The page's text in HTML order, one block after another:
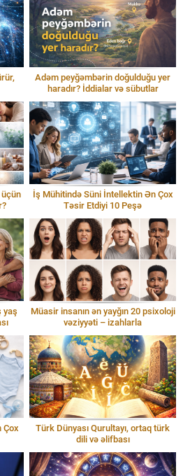
Adəm peyğəmbərin doğulduğu yer
haradır? İddialar və sübutlar
üçün
İş Mühitində Süni İntellektin Ən Çox
Təsir Etdiyi 10 Peşə
yaş
Müasir insanın ən yayğın 20 psixoloji
vəziyyəti – izahlarla
Çox
Türk Dünyası Qurultayı, ortaq türk
dili və əlifbası